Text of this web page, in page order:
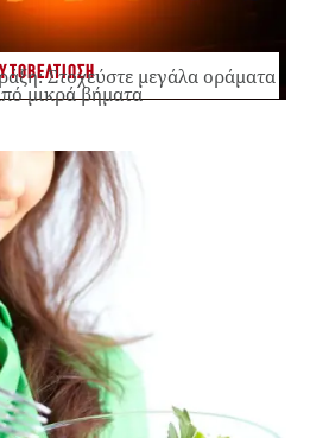
Στοχεύστε μεγάλα οράματα
μικρά βήματα